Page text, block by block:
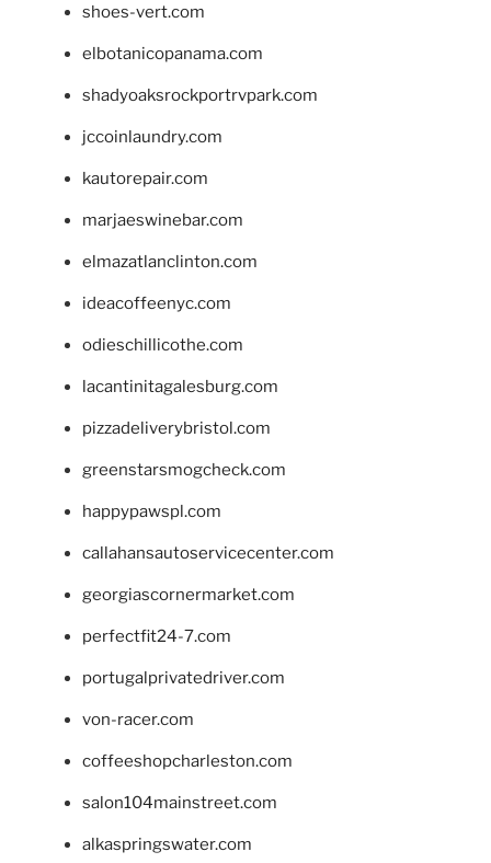
shoes-vert.com
elbotanicopanama.com
shadyoaksrockportrvpark.com
jccoinlaundry.com
kautorepair.com
marjaeswinebar.com
elmazatlanclinton.com
ideacoffeenyc.com
odieschillicothe.com
lacantinitagalesburg.com
pizzadeliverybristol.com
greenstarsmogcheck.com
happypawspl.com
callahansautoservicecenter.com
georgiascornermarket.com
perfectfit24-7.com
portugalprivatedriver.com
von-racer.com
coffeeshopcharleston.com
salon104mainstreet.com
alkaspringswater.com